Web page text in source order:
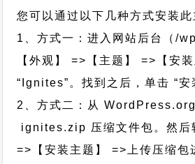
您可以通过以下几种方式安装此
1、方式一：进入网站后台（/
【外观】 =>【主题】 =>【安
“Ignites”。找到之后，单击 “安
2、方式二：从 WordPress.org
ignites.zip 压缩文件包。然后
=>【安装主题】 =>上传压缩包